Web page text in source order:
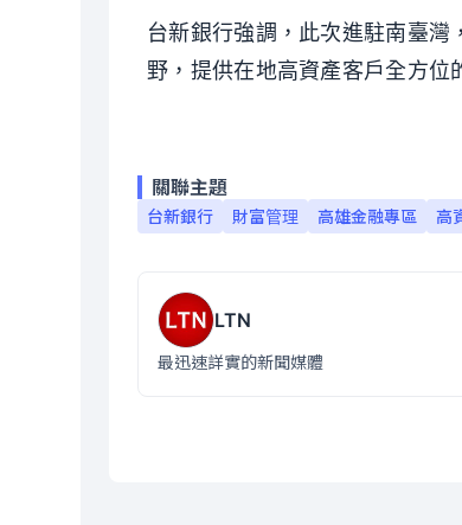
台新銀行強調，此次進駐南臺
野，提供在地高資產客戶全方位
關聯主題
台新銀行 財富管理 高雄金融專區 高
LTN
最迅速詳實的新聞媒體